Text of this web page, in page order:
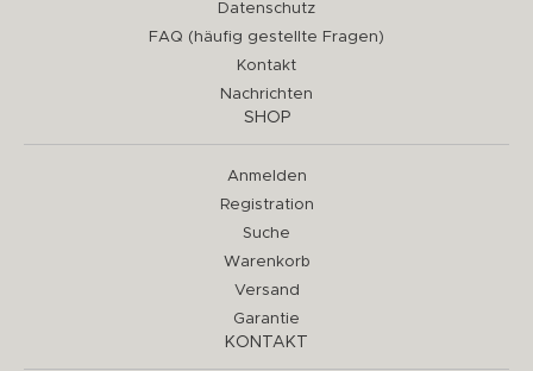
Datenschutz
FAQ (häufig gestellte Fragen)
Kontakt
Nachrichten
SHOP
Anmelden
Registration
Suche
Warenkorb
Versand
Garantie
KONTAKT